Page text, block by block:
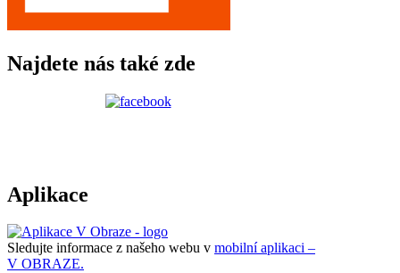
Najdete nás také zde
Aplikace
Sledujte informace z našeho webu v mobilní aplikaci –
V OBRAZE.